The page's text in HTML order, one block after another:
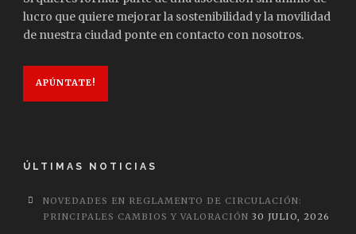
lucro que quiere mejorar la sostenibilidad y la movilidad
de nuestra ciudad ponte en contacto con nosotros.
APÚNTATE!
ÚLTIMAS NOTICIAS
NOVEDADES EN REGLAMENTO DE CIRCULACIÓN:
PRINCIPALES CAMBIOS Y VALORACIÓN 30 JULIO, 2026